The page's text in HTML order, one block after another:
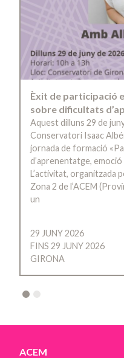
Èxit de participació
sobre dificultats
Aquest dilluns 29 de
Conservatori Isaac
jornada de formació
d’aprenentatge, emoció
L’activitat, organitzada
Zona 2 de l’ACEM
un
29 JUNY 2026
FINS 29 JUNY 2026
GIRONA
ACEM